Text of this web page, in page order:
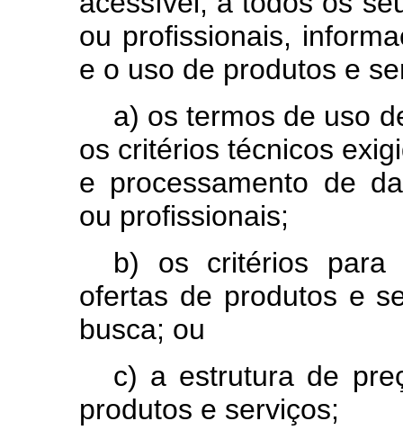
ou profissionais,
e o uso de produtos e
a) os termos de uso
os critérios técnicos
e processamento de
ou profissionais;
b) os critérios para
ofertas de produtos e
busca; ou
c) a estrutura de
produtos e serviços;